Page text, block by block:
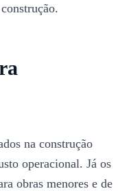
na construção
operacional. Já os
obras menores e de